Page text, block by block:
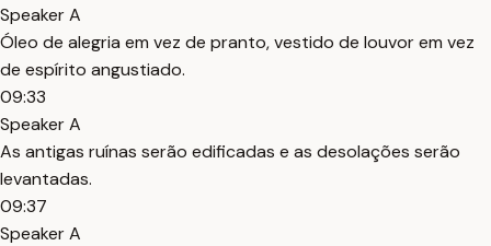
Speaker A
Óleo de alegria em vez de pranto, vestido de louvor em vez
de espírito angustiado.
09:33
Speaker A
As antigas ruínas serão edificadas e as desolações serão
levantadas.
09:37
Speaker A